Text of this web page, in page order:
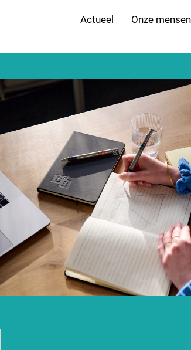
Actueel Onze mensen